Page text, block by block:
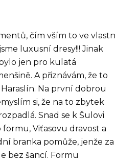
čím vším to ve
luxusní dresy!!! Jinak
jen pro kulatá
A přiznávám, že to
Na první dobrou
si, že na to zbytek
Snad se k Šulovi
Viťasovu dravost a
branka pomůže, jenže za
bez šancí. Formu